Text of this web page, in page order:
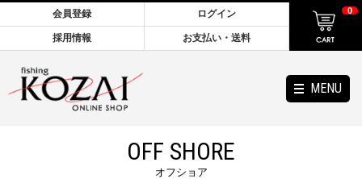
MENU
会員登録 ログイン
採用情報 お支払い・送料
0
OFF SHORE
オフショア